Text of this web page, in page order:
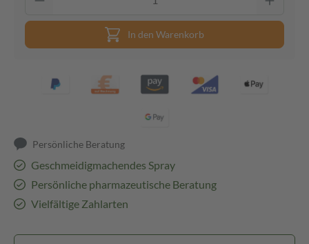
In den Warenkorb
Persönliche Beratung
Geschmeidigmachendes Spray
Persönliche pharmazeutische Beratung
Vielfältige Zahlarten